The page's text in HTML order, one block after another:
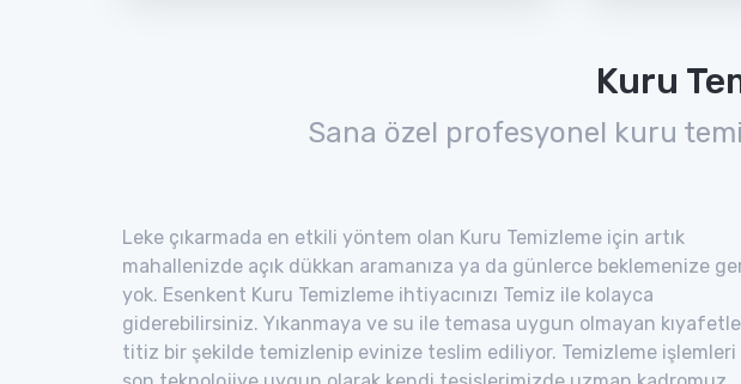
Kuru
Sana özel profesyonel kuru
Leke çıkarmada en etkili yöntem olan Kuru Temizleme için artık
mahallenizde açık dükkan aramanıza ya da günlerce beklemenize
yok. Esenkent Kuru Temizleme ihtiyacınızı Temiz ile kolayca
giderebilirsiniz. Yıkanmaya ve su ile temasa uygun olmayan
titiz bir şekilde temizlenip evinize teslim ediliyor. Temizleme işlemleri